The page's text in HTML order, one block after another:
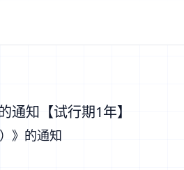
知【试行期1年】
》的通知